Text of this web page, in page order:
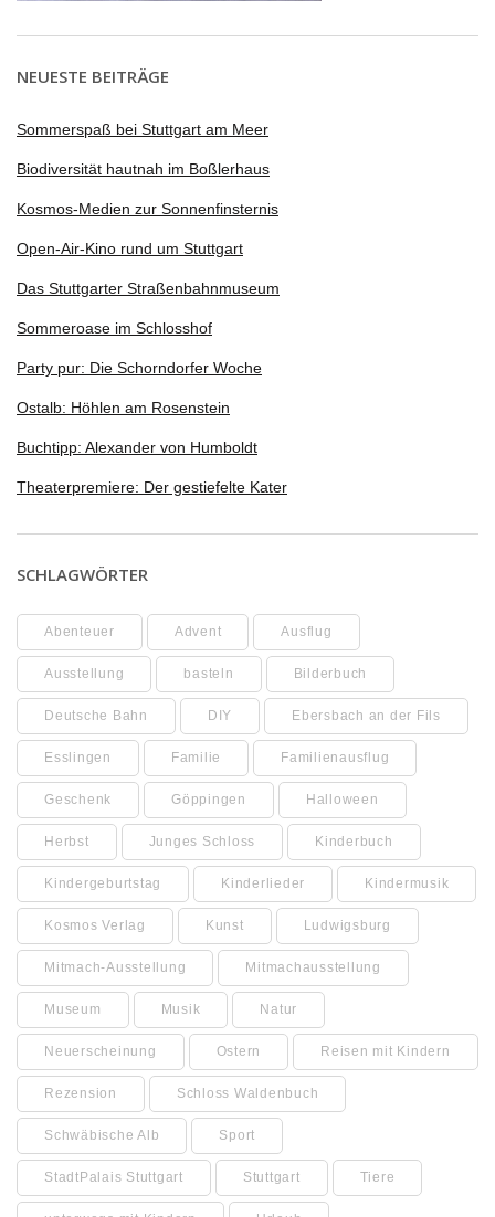
NEUESTE BEITRÄGE
Sommerspaß bei Stuttgart am Meer
Biodiversität hautnah im Boßlerhaus
Kosmos-Medien zur Sonnenfinsternis
Open-Air-Kino rund um Stuttgart
Das Stuttgarter Straßenbahnmuseum
Sommeroase im Schlosshof
Party pur: Die Schorndorfer Woche
Ostalb: Höhlen am Rosenstein
Buchtipp: Alexander von Humboldt
Theaterpremiere: Der gestiefelte Kater
SCHLAGWÖRTER
Abenteuer Advent Ausflug
Ausstellung basteln Bilderbuch
Deutsche Bahn DIY Ebersbach an der Fils
Esslingen Familie Familienausflug
Geschenk Göppingen Halloween
Herbst Junges Schloss Kinderbuch
Kindergeburtstag Kinderlieder Kindermusik
Kosmos Verlag Kunst Ludwigsburg
Mitmach-Ausstellung Mitmachausstellung
Museum Musik Natur
Neuerscheinung Ostern Reisen mit Kindern
Rezension Schloss Waldenbuch
Schwäbische Alb Sport
StadtPalais Stuttgart Stuttgart Tiere